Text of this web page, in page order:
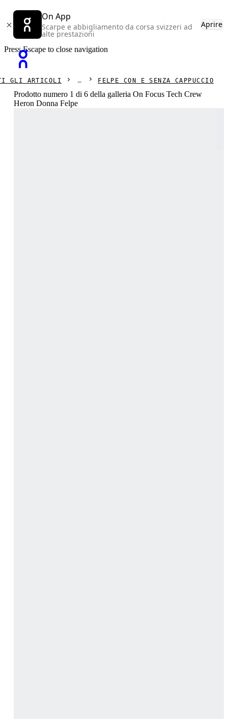
On App
Scarpe e abbigliamento da corsa svizzeri ad
alte prestazioni
Aprire
Press Escape to close navigation
GLI ARTICOLI FELPE CON E SENZA CAPPUCCIO
Prodotto numero 1 di 6 della galleria On Focus Tech Crew
Heron Donna Felpe